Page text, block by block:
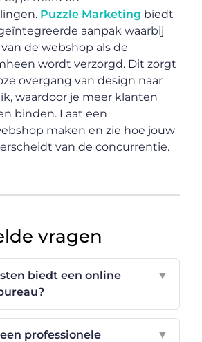
Puzzle Marketing biedt
aanpak waarbij
de webshop als de
wordt verzorgd. Dit zorgt
overgang van design naar
waardoor je meer klanten
binden. Laat een
maken en zie hoe jouw
van de concurrentie.
vragen
biedt een online
▼
professionele
▼